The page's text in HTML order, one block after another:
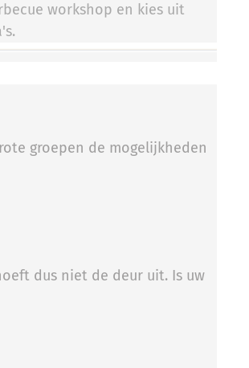
workshop en kies uit
groepen de mogelijkheden
dus niet de deur uit. Is uw